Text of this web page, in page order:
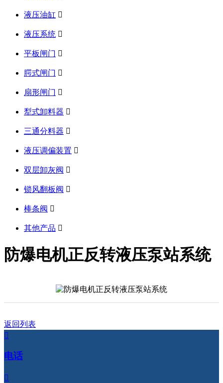
液压油缸 
液压系统 
平板闸门 
腭式闸门 
扇形闸门 
犁式卸料器 
三通分料器 
液压调偏装置 
双层卸灰阀 
锁风翻板阀 
棒条阀 
其他产品 
防爆电机正反转液压泵站系统
返回列表

电话
